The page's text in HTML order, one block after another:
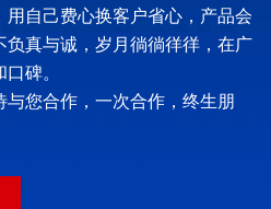
自己费心换客户省心，产品会
真与诚，岁月徜徜徉徉，在广
碑。
您合作，一次合作，终生朋